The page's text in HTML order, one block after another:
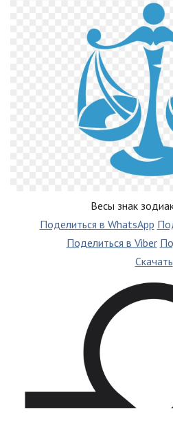
Весы знак
Поделиться в WhatsApp
Поделиться в Viber
Скачать